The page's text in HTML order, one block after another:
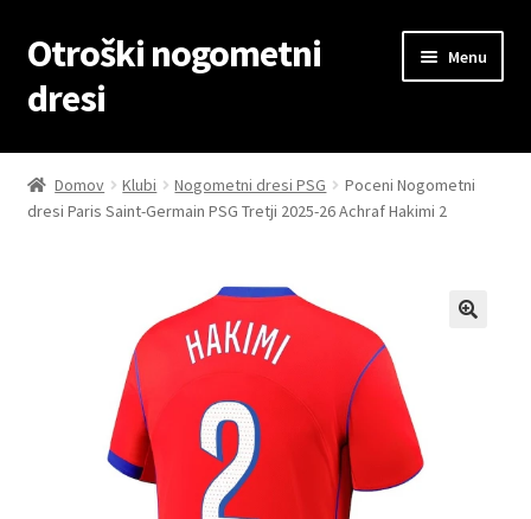
Skip
to
navigation
Skip
to
content
Otroški nogometni
dresi
Menu
Domov
Blog
Domov Klubi Nogometni dresi PSG
Poceni Nogometni
dresi Paris Saint-Germain PSG Tretji 2025-26 Achraf Hakimi 2